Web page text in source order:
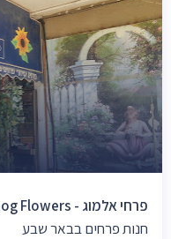
פרחי אלמוג - Almog Flowers
חנות פרחים בבאר שבע